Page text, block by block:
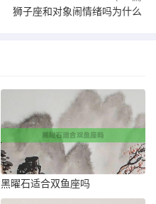
狮子座和对象闹情绪吗为什么
黑曜石适合双鱼座吗